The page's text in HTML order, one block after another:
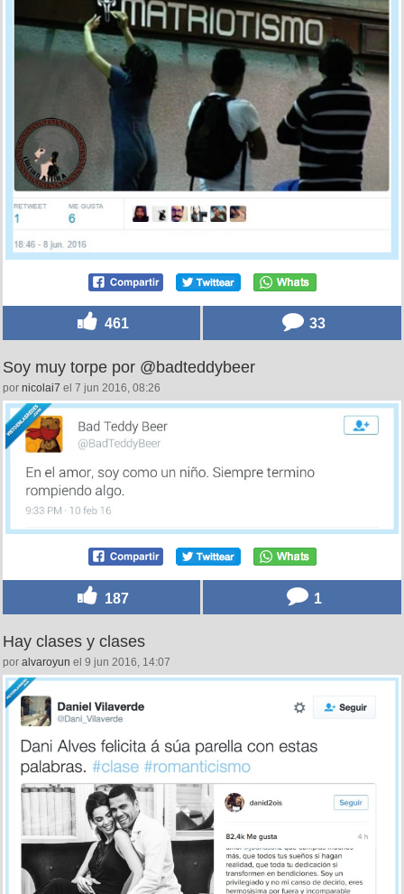
461 33
Soy muy torpe por @badteddybeer
por nicolai7 el 7 jun 2016, 08:26
187 1
Hay clases y clases
por alvaroyun el 9 jun 2016, 14:07